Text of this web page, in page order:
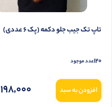
تاپ تک جیب جلو دکمه (پک 6 عددی)
120عدد موجود
افزودن به سبد 198,000